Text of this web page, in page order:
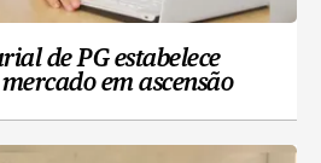
de PG estabelece
em ascensão